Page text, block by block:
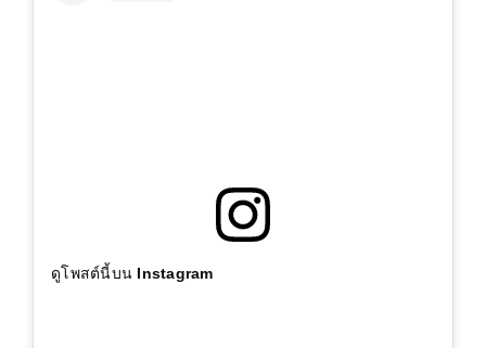
ดูโพสต์นี้บน Instagram